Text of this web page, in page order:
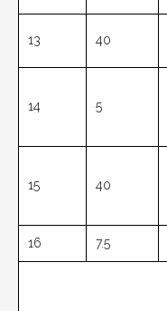
13 40
14 5
15 40
16 7.5